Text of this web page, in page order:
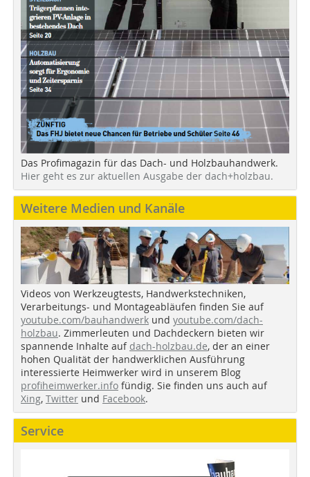
Das Profimagazin für das Dach- und Holzbauhandwerk.
Hier geht es zur aktuellen Ausgabe der dach+holzbau.
Weitere Medien und Kanäle
Videos von Werkzeugtests, Handwerkstechniken,
Verarbeitungs- und Montageabläufen finden Sie auf
youtube.com/bauhandwerk und youtube.com/dach-
holzbau. Zimmerleuten und Dachdeckern bieten wir
spannende Inhalte auf dach-holzbau.de, der an einer
hohen Qualität der handwerklichen Ausführung
interessierte Heimwerker wird in unserem Blog
profiheimwerker.info fündig. Sie finden uns auch auf
Xing, Twitter und Facebook.
Service